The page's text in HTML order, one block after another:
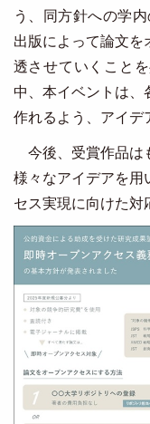
う、同方針への学
出版によって論文
透させていくこと
中、本イベントは、
作れるよう、アイデ
今後、受賞作品は
様々なアイデアを用
セス実現に向けた対
Image